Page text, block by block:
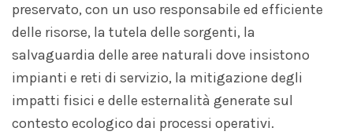
preservato, con un uso responsabile ed efficiente
delle risorse, la tutela delle sorgenti, la
salvaguardia delle aree naturali dove insistono
impianti e reti di servizio, la mitigazione degli
impatti fisici e delle esternalità generate sul
contesto ecologico dai processi operativi.